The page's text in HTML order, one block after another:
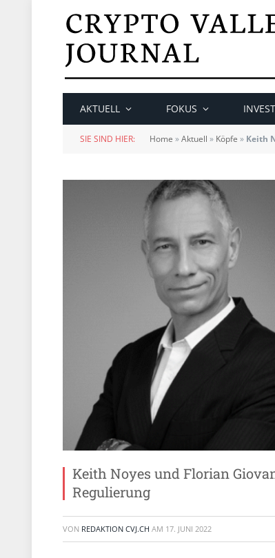
AKTUELL FOKUS INVEST
SIE SIND HIER: Home »Aktuell » Köpfe » Keith
Keith Noyes und Florian
Regulierung
VON REDAKTION CVJ.CH AM 17. JUNI 2022